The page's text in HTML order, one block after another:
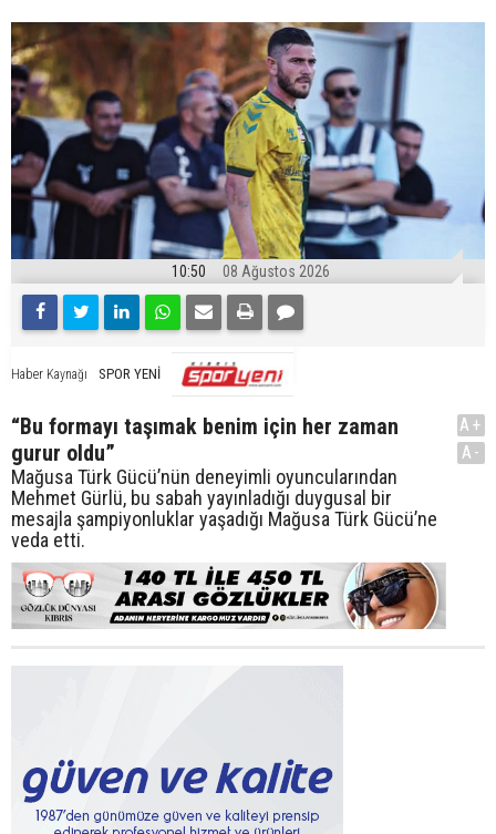
10:50 08 Ağustos 2026
Haber Kaynağı SPOR YENİ
“Bu formayı taşımak benim için her zaman
gurur oldu”
Mağusa Türk Gücü’nün deneyimli oyuncularından
Mehmet Gürlü, bu sabah yayınladığı duygusal bir
mesajla şampiyonluklar yaşadığı Mağusa Türk Gücü’ne
veda etti.
A+
A-